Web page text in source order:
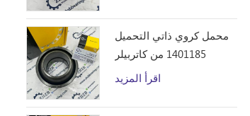
محمل كروي ذاتي التحميل
1401185 من كاتربيلر
اقرأ المزيد